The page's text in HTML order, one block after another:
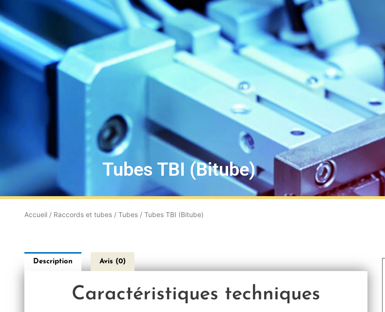
Tubes TBI (Bitube)
Accueil / Raccords et tubes / Tubes / Tubes TBI (Bitube)
Description Avis (0)
Caractéristiques techniques